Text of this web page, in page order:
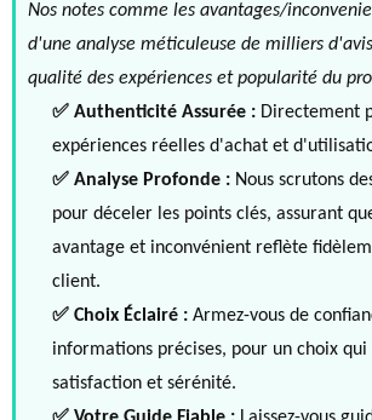
Nos notes comme les avantages/
d'une analyse méticuleuse de milliers
qualité des expériences et popularité du
✅ Authenticité Assurée : Directement
expériences réelles d'achat et
✅ Analyse Profonde : Nous scrutons
pour déceler les points clés, assurant
avantage et inconvénient reflète
client.
✅ Choix Éclairé : Armez-vous de
informations précises, pour un choix
satisfaction et sérénité.